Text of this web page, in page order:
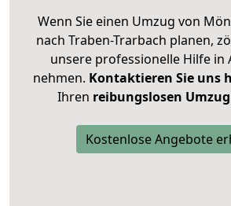
Wenn Sie einen Umzug von
nach Traben-Trarbach planen,
unsere professionelle Hilfe in
nehmen. Kontaktieren Sie uns
Ihren reibungslosen Umzug
Kostenlose Angebote